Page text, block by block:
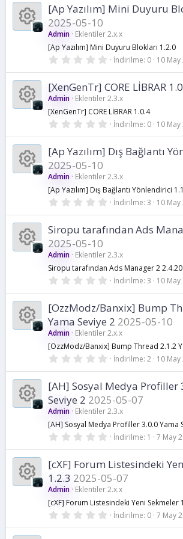
u
k
o
u
k
k
o
u
a
y
a
k
i
k
o
u
0
y
l
d
ı
z
a
y
a
k
k
o
u
[Ap Yazılım] Mini Duyuru
2025-05-10
Admin Eklentiler 2.x.x
[Ap Yazılım] Mini Duyuru Blokları 1.2.0
0
0
0
y
ı
d
z
İndirilme 0 10 May
a
y
a
k
k
o
u
[XenGenTr] CORE LİBRAR
Admin Eklentiler 2.3.x
[XenGenTr] CORE LİBRAR 1.0.4
0
0
0
y
l
d
ı
z
İndirilme 0 10 May
a
y
a
k
i
o
n
[Ap Yazılım] Dış Bağlantı
2025-05-10
Admin Eklentiler 2.3.x
[Ap Yazılım] Dış Bağlantı Yönlendirici
0
0
0
y
l
d
z
İndirilme 3 10 May
a
y
a
k
i
o
n
Siropu tarafından Ads
2025-05-10
Admin Eklentiler 2.3.x
Siropu tarafından Ads Manager 2 2.4.20
0
0
0
y
l
d
ı
z
İndirilme 3 10 May
a
y
a
k
i
[OzzModz/Banxix] Bump
Yama Seviye 2 2025-05-10
Admin Eklentiler 2.x.x
[OzzModz/Banxix] Bump Thread 2.1.2
0
0
0
y
ı
l
d
ı
z
İndirilme 2 10 May
a
y
a
[AH] Sosyal Medya Profiller
Seviye 2 2025-05-07
Admin Eklentiler 2.3.x
[AH] Sosyal Medya Profiller 3.0.0 Yama
0
0
0
y
ı
l
d
ı
z
İndirilme 1 7 May
a
[cXF] Forum Listesindeki
1.2.3 2025-05-07
Admin Eklentiler 2.x.x
[cXF] Forum Listesindeki Yeni Sekmeler
0
0
İndirilme 0 7 May